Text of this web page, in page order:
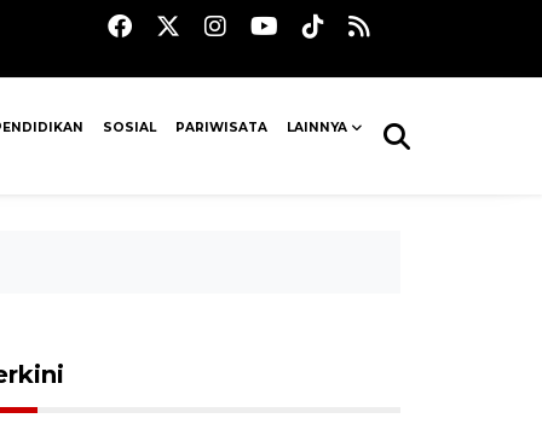
SOSIAL PARIWISATA LAINNYA